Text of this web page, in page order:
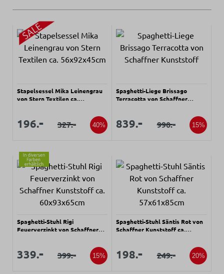
Stapelsessel Mika Leinengrau
von Stern Textilen ca.
Verkaufspreis:
Verkaufspreis:
196.- Regulärer Preis:
327.- 40%
Spaghetti-Liege Brissago
Terracotta von Schaffner
Verkaufspreis:
Verkaufspreis:
839.- Regulärer Preis:
990.- 15%
Spaghetti-Stuhl Rigi
Feuerverzinkt von Schaffner
Verkaufspreis:
Verkaufspreis:
339.- Regulärer Preis:
399.- 15%
Spaghetti-Stuhl Säntis Rot von
Schaffner Kunststoff ca.
Verkaufspreis:
Verkaufspreis:
198.- Regulärer Preis:
249.- 20%